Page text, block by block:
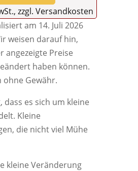
zzgl. Versandkosten
am 14. Juli 2026
weisen darauf hin,
angezeigte Preise
haben können.
ohne Gewähr.
dass es sich um kleine
Kleine
die nicht viel Mühe
kleine Veränderung